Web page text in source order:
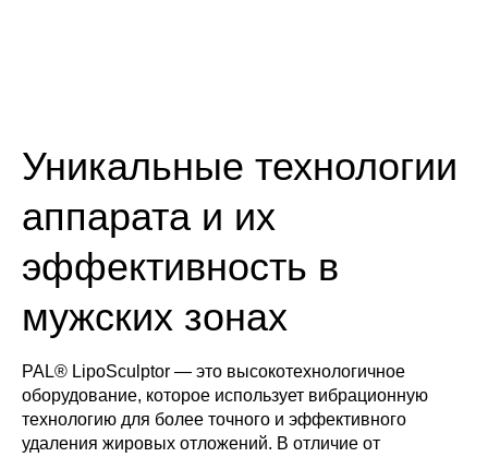
Уникальные технологии
аппарата и их
эффективность в
мужских зонах
PAL® LipoSculptor — это высокотехнологичное
оборудование, которое использует вибрационную
технологию для более точного и эффективного
удаления жировых отложений. В отличие от